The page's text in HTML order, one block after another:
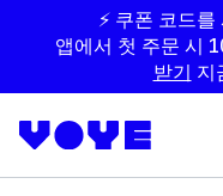
⚡ 쿠폰 코드
앱에서 첫 주문 시
받기
지